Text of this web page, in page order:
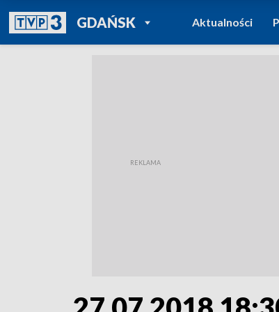
GDAŃSKPOWRÓT DO
TVP REGIONY
Aktualności